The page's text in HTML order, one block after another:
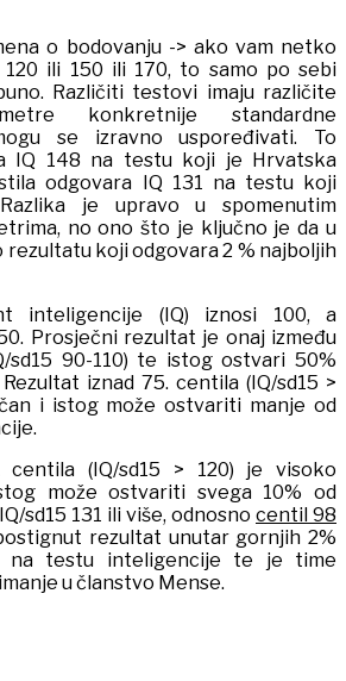
o bodovanju -> ako vam netko
ili 150 ili 170, to samo po sebi
Različiti testovi imaju različite
konkretnije standardne
se izravno uspoređivati. To
IQ 148 na testu koji je Hrvatska
odgovara IQ 131 na testu koji
je upravo u spomenutim
no ono što je ključno je da u
rezultatu koji odgovara 2 % najboljih
inteligencije (IQ) iznosi 100, a
Prosječni rezultat je onaj između
sd15 90-110) te istog ostvari 50%
iznad 75. centila (IQ/sd15 >
i istog može ostvariti manje od
centila (IQ/sd15 > 120) je visoko
može ostvariti svega 10% od
sd15 131 ili više, odnosno centil 98
rezultat unutar gornjih 2%
na testu inteligencije te je time
u članstvo Mense.